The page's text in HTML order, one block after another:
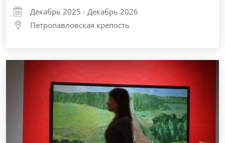
Декабрь 2025 - Декабрь 2026
Петропавловская крепость